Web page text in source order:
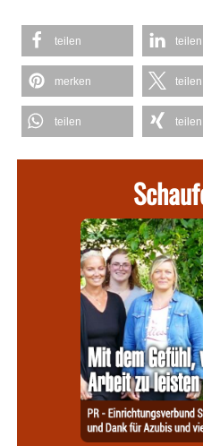
teilen teilen
merken teilen
teilen teilen